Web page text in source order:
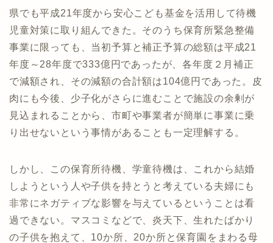
県でも平成21年度から安心こども基金を活用して待機
児童対策に取り組んできた。そのうち保育所緊急整備
事業に限っても、当初予算と補正予算の総額は平成21
年度～28年度で333億円であったが、各年度２月補正
で減額され、その減額の合計額は104億円であった。皮
肉にも今後、少子化がさらに進むことで施設の余剰が
見込まれることから、市町や事業者が簡単に事業に乗
り出せないという事情があることも一定理解する。
しかし、この保育所待機、学童待機は、これから結婚
しようという人や子供を持とうと考えている夫婦にも
非常にネガティブな影響を与えているということは看
過できない。マスコミなどで、炎天下、生れたばかり
の子供を抱えて、10か所、20か所と保育園をまわる母